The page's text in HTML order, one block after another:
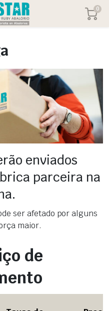
0
enviados
parceira na
ser afetado por alguns
maior.
de